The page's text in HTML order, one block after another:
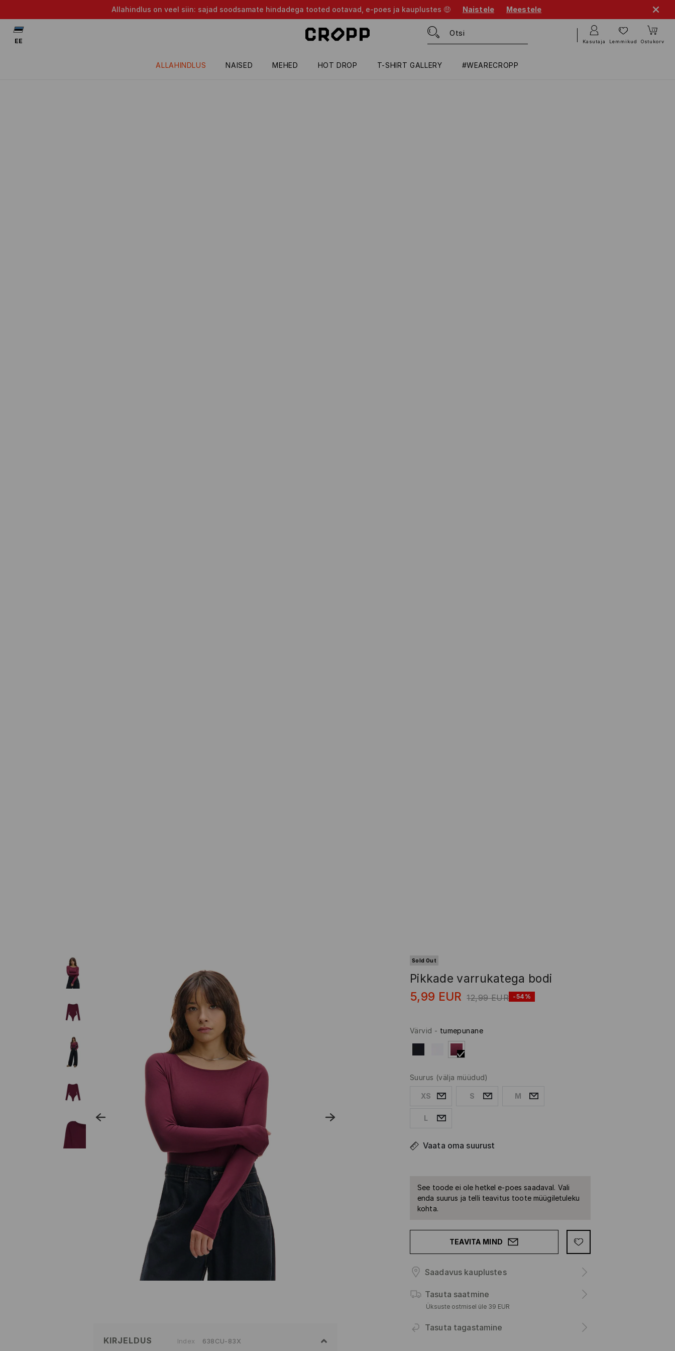
Allahindlus on veel siin: sajad soodsamate hindadega tooted ootavad, e-poes ja kauplustes 🤑 Naistele Meestele
ALLAHINDLUS NAISED MEHED HOT DROP T-SHIRT GALLERY #WEARECROPP
EE Kasutaja Lemmikud Ostukorv
Sold Out
Pikkade varrukatega bodi
5,99 EUR 12,99 EUR -54%
Värvid - tumepunane
Suurus (välja müüdud)
XS S M
L
Vaata oma suurust
See toode ei ole hetkel e-poes saadaval. Vali
enda suurus ja telli teavitus toote müügiletuleku
kohta.
TEAVITA MIND
Saadavus kauplustes
Tasuta saatmine
Üksuste ostmisel üle 39 EUR
Tasuta tagastamine
KIRJELDUS
Index 638CU-83X